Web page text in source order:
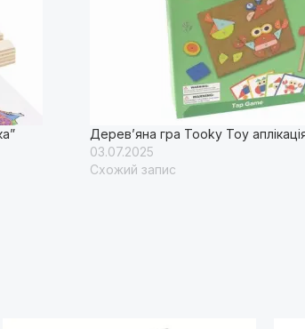
Дерев’яна гра Tooky Toy
03.07.2025
Схожий запис